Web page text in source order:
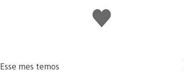
Curtir
mes temos